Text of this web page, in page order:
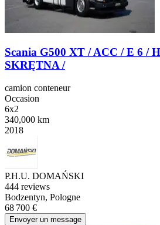
Scania G500 XT / ACC / E 6 /
SKRĘTNA /
camion conteneur
Occasion
6x2
340,000 km
2018
P.H.U. DOMAŃSKI
444 reviews
Bodzentyn, Pologne
68 700 €
Envoyer un message